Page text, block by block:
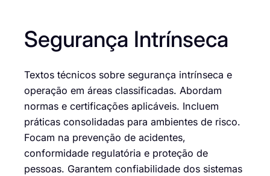
Segurança Intrínseca
Textos técnicos sobre segurança intrínseca e
operação em áreas classificadas. Abordam
normas e certificações aplicáveis. Incluem
práticas consolidadas para ambientes de risco.
Focam na prevenção de acidentes,
conformidade regulatória e proteção de
pessoas. Garantem confiabilidade dos sistemas